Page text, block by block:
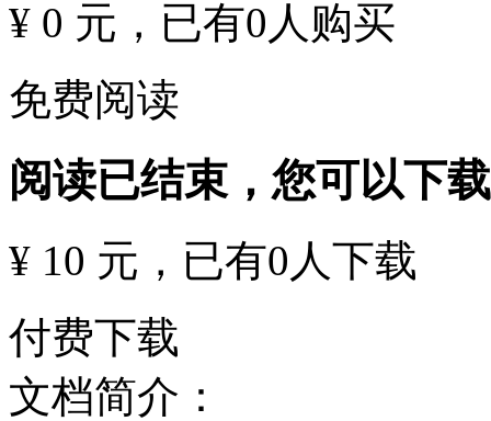
¥ 0 元 ，已有0 人购买
免费阅读
阅读已结束，您可以下
¥ 10 元 ，已有0 人下载
付费下载
文档简介：